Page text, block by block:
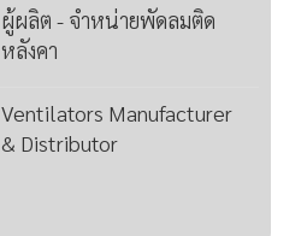
ผู้ผลิต - จำหน่ายพัดลมติด
หลังคา
Ventilators Manufacturer
& Distributor